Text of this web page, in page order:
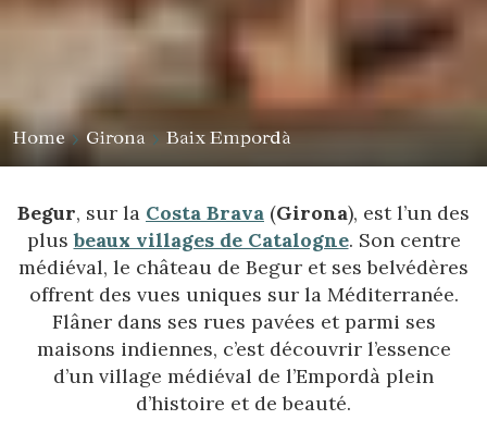
Home Girona Baix Empordà
Begur, sur la Costa Brava (Girona), est l’un des
plus beaux villages de Catalogne. Son centre
médiéval, le château de Begur et ses belvédères
offrent des vues uniques sur la Méditerranée.
Flâner dans ses rues pavées et parmi ses
maisons indiennes, c’est découvrir l’essence
d’un village médiéval de l’Empordà plein
d’histoire et de beauté.